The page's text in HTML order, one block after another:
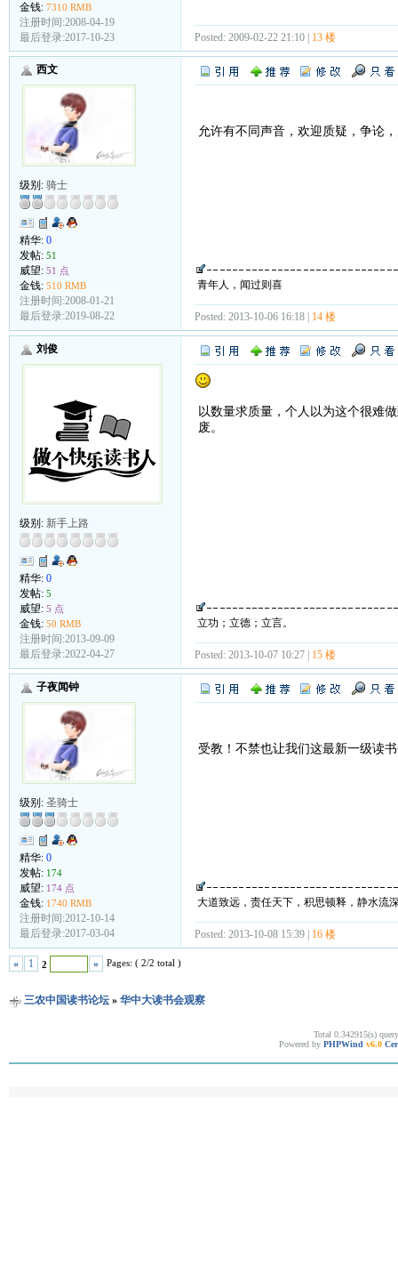
金钱: 7310 RMB
注册时间:2008-04-19
最后登录:2017-10-23
Posted: 2009-02-22 21:10 | 13 楼
西文
级别: 骑士
精华: 0
发帖: 51
威望: 51 点
金钱: 510 RMB
注册时间:2008-01-21
最后登录:2019-08-22
允许有不同声音，欢迎质疑，争论
青年人，闻过则喜
Posted: 2013-10-06 16:18 | 14 楼
刘俊
级别: 新手上路
精华: 0
发帖: 5
威望: 5 点
金钱: 50 RMB
注册时间:2013-09-09
最后登录:2022-04-27
以数量求质量，个人以为这个很难
废。
立功；立德；立言。
Posted: 2013-10-07 10:27 | 15 楼
子夜闻钟
级别: 圣骑士
精华: 0
发帖: 174
威望: 174 点
金钱: 1740 RMB
注册时间:2012-10-14
最后登录:2017-03-04
受教！不禁也让我们这最新一级读
大道致远，责任天下，积思顿释，静水流
Posted: 2013-10-08 15:39 | 16 楼
« 1 2 » Pages: ( 2/2 total )
三农中国读书论坛» 华中大读书会观察
Total 0.342915(s)
Powered by PHPWind v6.0